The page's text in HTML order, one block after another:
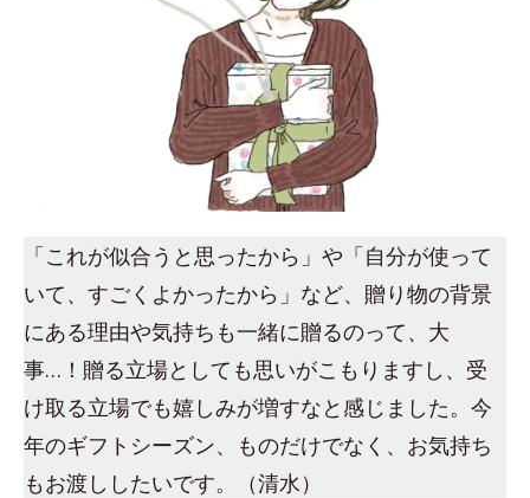
「これが似合うと思ったから」や「自分が使って
いて、すごくよかったから」など、贈り物の背景
にある理由や気持ちも一緒に贈るのって、大
事…！贈る立場としても思いがこもりますし、受
け取る立場でも嬉しみが増すなと感じました。今
年のギフトシーズン、ものだけでなく、お気持ち
もお渡ししたいです。（清水）